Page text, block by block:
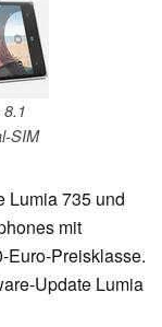
SIM
Lumia 735 und
mit
Euro-Preisklasse.
Update Lumia